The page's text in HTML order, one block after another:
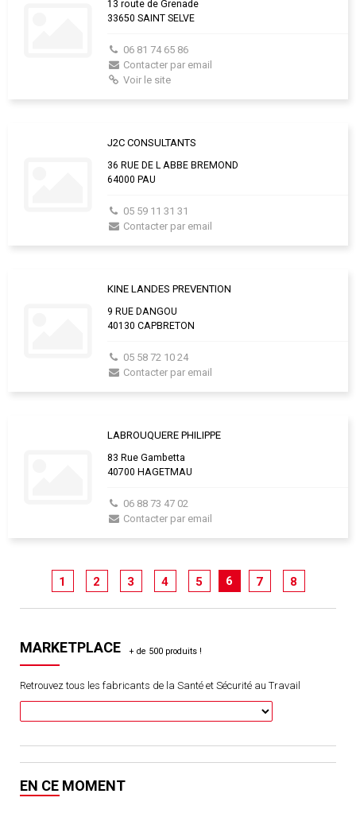
13 route de Grenade
33650 SAINT SELVE
06 81 74 65 86
Contacter par email
Voir le site
J2C CONSULTANTS
36 RUE DE L ABBE BREMOND
64000 PAU
05 59 11 31 31
Contacter par email
KINE LANDES PREVENTION
9 RUE DANGOU
40130 CAPBRETON
05 58 72 10 24
Contacter par email
LABROUQUERE PHILIPPE
83 Rue Gambetta
40700 HAGETMAU
06 88 73 47 02
Contacter par email
1 2 3 4 5 6 7 8
MARKETPLACE
Retrouvez tous les fabricants de la Santé et Sécurité au Travail
EN CE MOMENT